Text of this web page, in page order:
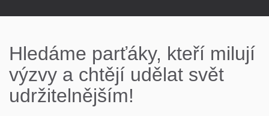
Hledáme parťáky, kteří milují
výzvy a chtějí udělat svět
udržitelnějším!